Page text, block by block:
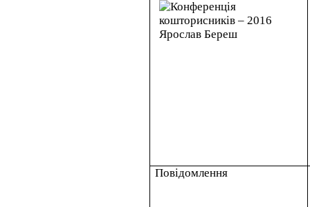
Повідомлення